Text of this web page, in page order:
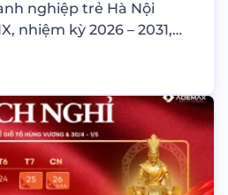
nghiệp trẻ Hà Nội
nhiệm kỳ 2026 – 2031,